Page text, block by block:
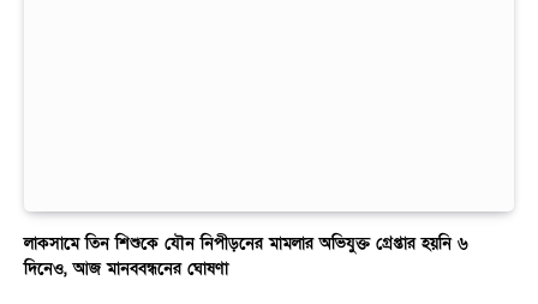
লাকসামে তিন শিশুকে যৌন নিপীড়নের মামলার অভিযুক্ত গ্রেপ্তার হয়নি ৬
দিনেও, আজ মানববন্ধনের ঘোষণা